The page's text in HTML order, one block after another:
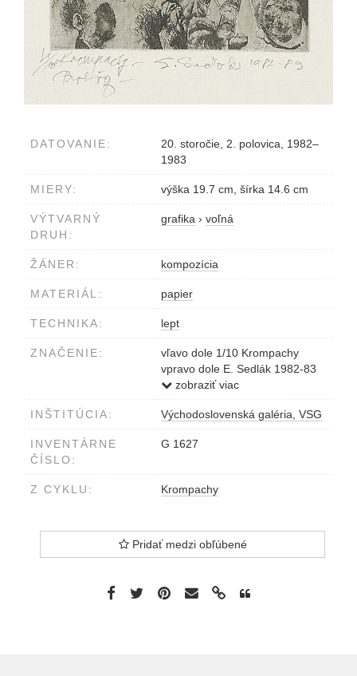
DATOVANIE:
20. storočie, 2. polovica, 1982–
1983
MIERY: výška 19.7 cm, šírka 14.6 cm
VÝTVARNÝ
DRUH:
grafika › voľná
ŽÁNER: kompozícia
MATERIÁL: papier
TECHNIKA: lept
ZNAČENIE:
vľavo dole 1/10 Krompachy
vpravo dole E. Sedlák 1982-83
Prológ
zobraziť viac
INŠTITÚCIA: Východoslovenská galéria, VSG
INVENTÁRNE
ČÍSLO:
G 1627
Z CYKLU: Krompachy
Pridať medzi obľúbené